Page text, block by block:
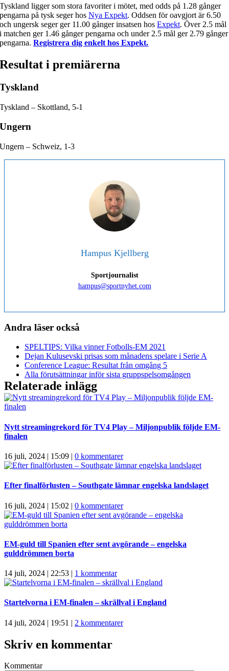
Tyskland ligger som stora favoriter i mötet, med odds på 1.28 gånger
pengarna på tysk seger hosNya Expekt. Oddsen för oavgjort är 6.50
och ungersk seger ger 11.00 gånger insatsen hosExpekt. Över 2.5 mål
i matchen ger 1.46 gånger pengarna och under 2.5 mål ger 2.79 gånger
pengarna.Registrera dig enkelt hos Expekt.
Resultat i premiärerna
Tyskland
Tyskland – Skottland, 5-1
Ungern
Ungern – Schweiz, 1-3
Hampus Kjellberg
Sportjournalist
hampus@sportnyhet.com
Andra läser också
SPELTIPS: Vilka vinner Fotbolls-EM 2021
Dejan Kulusevski prisas som månadens spelare i Serie A
Conference League: Resultat från omgång 5
Alla förutsättningar inför sista gruppspelsomgången
Relaterade inlägg
Nytt streamingrekord för TV4 Play – Miljonpublik följde EM-
finalen
16 juli, 2024 | 15:09 | 0 kommentarer
Efter finalförlusten – Southgate lämnar engelska landslaget
16 juli, 2024 | 15:02 | 0 kommentarer
EM-guld till Spanien efter sent avgörande – engelska
gulddrömmen borta
14 juli, 2024 | 22:53 | 1 kommentar
Startelvorna i EM-finalen – skrällval i England
14 juli, 2024 | 19:51 | 2 kommentarer
Skriv en kommentar
Kommentar